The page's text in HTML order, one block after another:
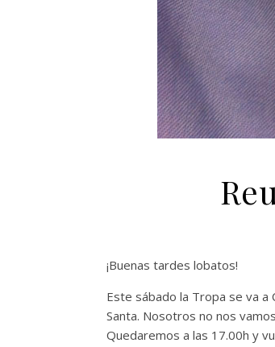
¡Buenas tardes lobatos!
Este sábado la Tropa se va a
Santa. Nosotros no nos
Quedaremos a las 17.00h y